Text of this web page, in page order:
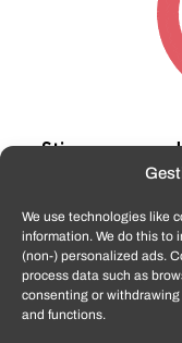
We use technologies like
information. We do this to
(non-) personalized ads.
process data such as
consenting or
and functions.
Stiamo
smartphone
di tutte le